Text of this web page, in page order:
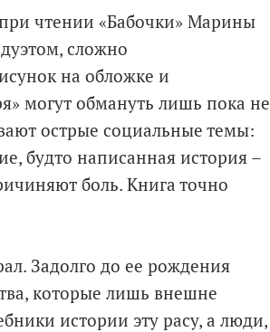
чтении «Бабочки» Марины
сложно
на обложке и
могут обмануть лишь пока не
острые социальные темы:
будто написанная история –
боль. Книга точно
Задолго до ее рождения
которые лишь внешне
истории эту расу, а люди,